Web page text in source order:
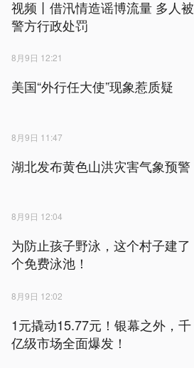
视频丨借汛情造谣博流量 多人被
警方行政处罚
8月9日 12:21
美国“外行任大使”现象惹质疑
8月9日 11:47
湖北发布黄色山洪灾害气象预警
8月9日 12:04
为防止孩子野泳，这个村子建了
个免费泳池！
8月9日 12:02
1元撬动15.77元！银幕之外，千
亿级市场全面爆发！